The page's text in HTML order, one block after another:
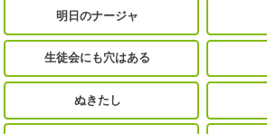
明日のナージャ
生徒会にも穴はある
ぬきたし